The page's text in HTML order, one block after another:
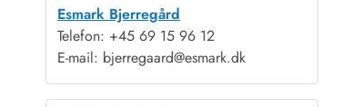
Esmark Bjerregård
Telefon: +45 69 15 96 12
E-mail: bjerregaard@esmark.dk